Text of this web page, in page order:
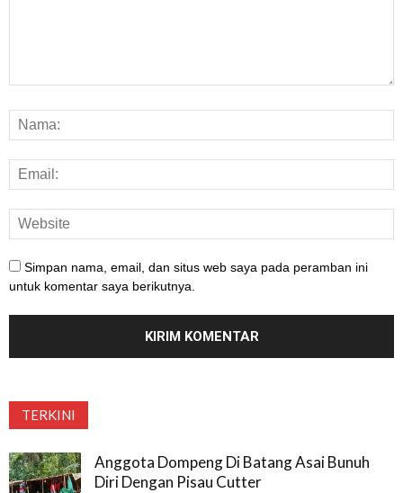
Simpan nama, email, dan situs web saya pada peramban ini
untuk komentar saya berikutnya.
TERKINI
Anggota Dompeng Di Batang Asai Bunuh
Diri Dengan Pisau Cutter